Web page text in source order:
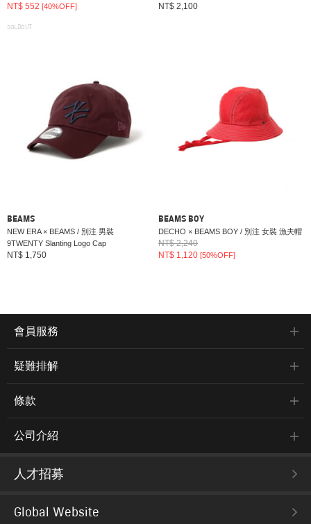
NT$ 552 [40%OFF] NT$ 2,100
SOLDOUT
BEAMS
NEW ERA × BEAMS / 別注 男裝
9TWENTY Slanting Logo Cap
NT$ 1,750
BEAMS BOY
DECHO × BEAMS BOY / 別注 女裝 漁夫帽
NT$ 2,240
NT$ 1,120[50%OFF]
會員服務
疑難排解
條款
公司介紹
人才招募
Global Website